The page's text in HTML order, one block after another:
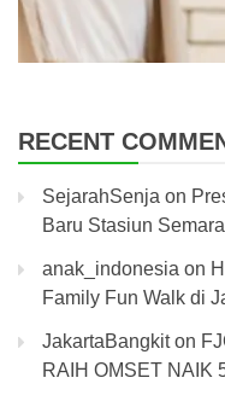
RECENT
SejarahSenja on
Baru Stasiun
anak_indonesia on
Family Fun Walk di
JakartaBangkiton
RAIH OMSET NAIK